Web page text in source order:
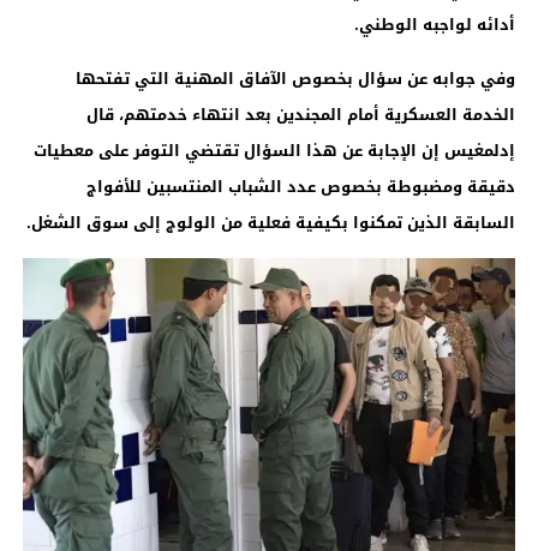
أدائه لواجبه الوطني.
وفي جوابه عن سؤال بخصوص الآفاق المهنية التي تفتحها
الخدمة العسكرية أمام المجندين بعد انتهاء خدمتهم، قال
إدلمغيس إن الإجابة عن هذا السؤال تقتضي التوفر على معطيات
دقيقة ومضبوطة بخصوص عدد الشباب المنتسبين للأفواج
السابقة الذين تمكنوا بكيفية فعلية من الولوج إلى سوق الشغل.